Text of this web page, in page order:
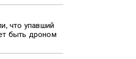
что упавший
быть дроном